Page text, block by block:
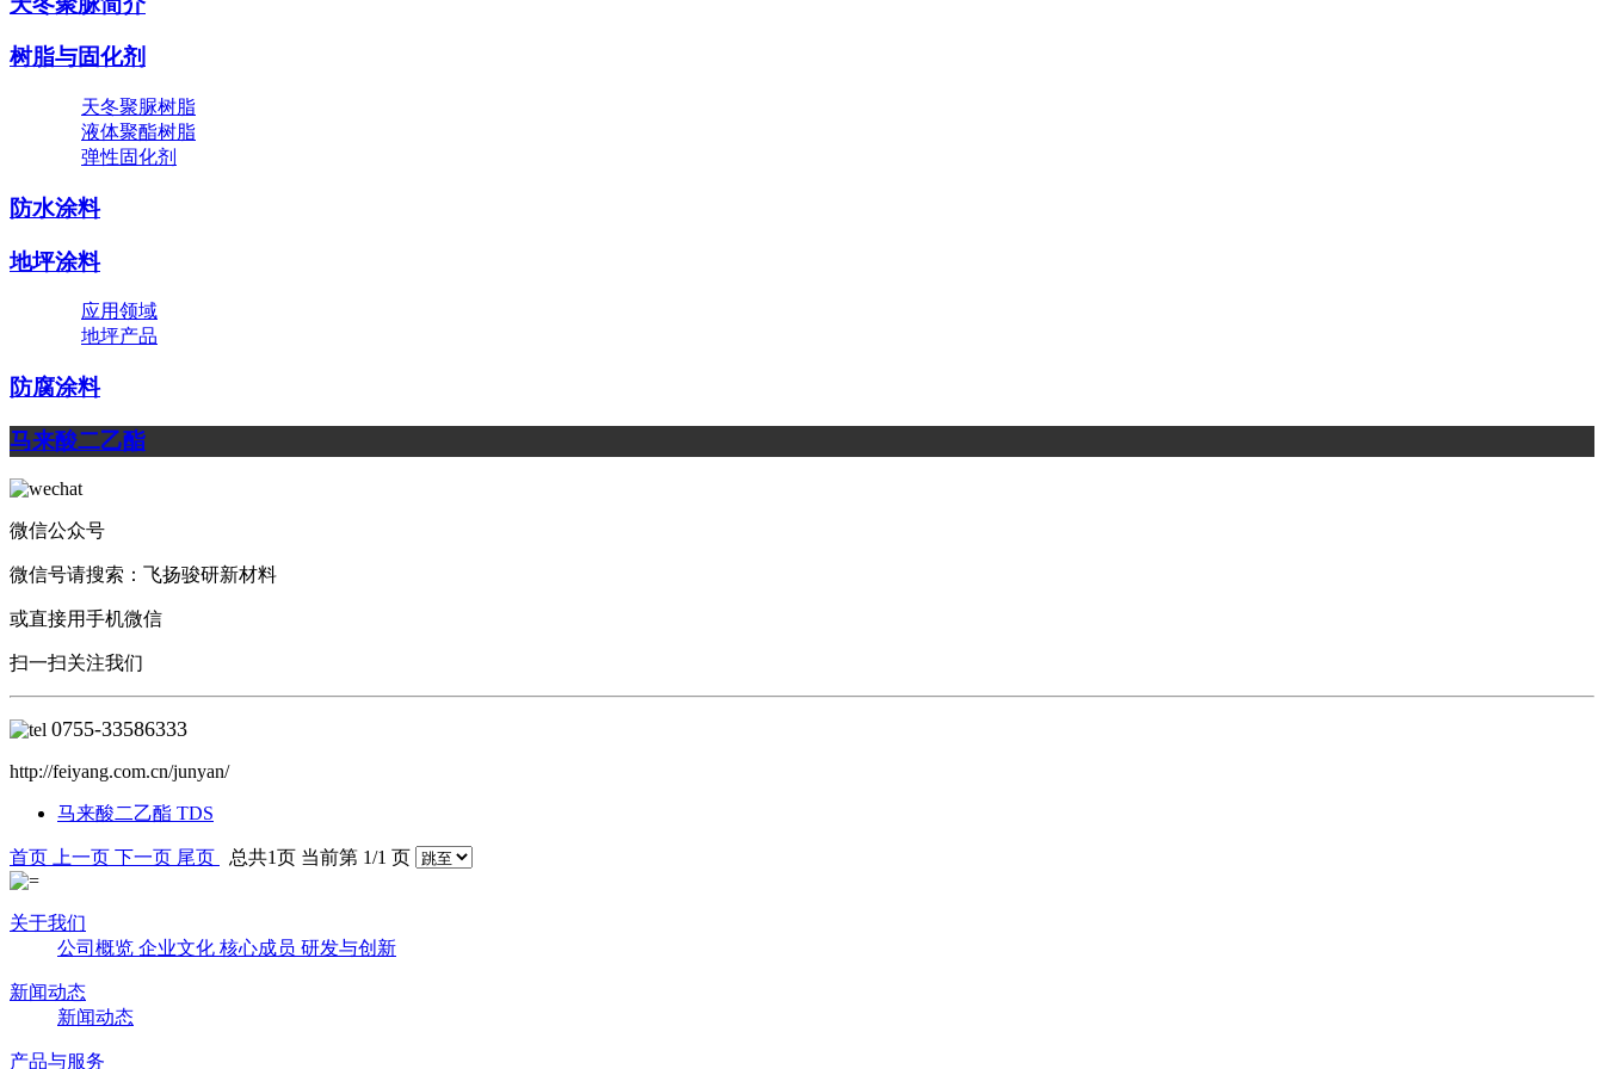
树脂与固化剂
天冬聚脲树脂
液体聚酯树脂
弹性固化剂
防水涂料
地坪涂料
应用领域
地坪产品
防腐涂料
马来酸二乙酯
微信公众号
微信号请搜索：飞扬骏研新材料
或直接用手机微信
扫一扫关注我们
0755-33586333
http://feiyang.com.cn/junyan/
马来酸二乙酯 TDS
首页 上一页 下一页 尾页 总共1页 当前第 1/1 页
关于我们
公司概览 企业文化 核心成员 研发与创新
新闻动态
新闻动态
产品与服务